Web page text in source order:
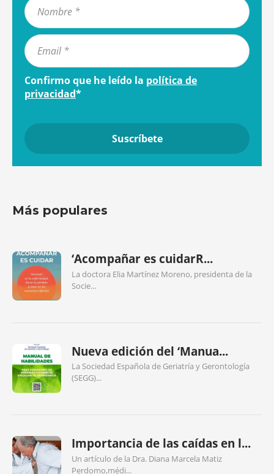
Confirmo que he leído la política de
privacidad*
Más populares
‘Acompañar es cuidarR...
La doctora Elia Martínez Moreno, presidenta de la
Socie...
Nueva edición del ‘Manua...
La Sociedad Española de Geriatría y Gerontología
(SEGG)...
Importancia de las caídas en l...
Un artículo de la Dra. Diana Marcela Matiz
Perdomo,médi...